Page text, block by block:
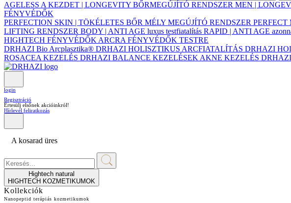
AGELESS A KEZDET | LONGEVITY BŐRMEGÚJÍTÓ RENDSZER MEN |
FÉNYVÉDŐK
PERFECTION SKIN | TÖKÉLETES BŐR MÉLY MEGÚJÍTÓ RENDSZER
LIFTING RENDSZER BODY | ANTI AGE luxus testfiatalítás RAPID | ANTI AGE
HIGHTECH FÉNYVÉDŐK ARCRA FÉNYVÉDŐK TESTRE
DRHAZI Bio Arcplasztika® DRHAZI HOLISZTIKUS ARCFIATALÍTÁS DRHAZI
ROSACEA KEZELÉS DRHAZI BALANCE KEZELÉSEK AKNE KEZELÉS
login
Regisztráció
Értesülj elsőnek akcióinkról!
Hírlevél feliratkozás
A kosarad üres
Hightech natural
HIGHTECH KOZMETIKUMOK
Kollekciók
Nanopeptid terápiás kozmetikumok